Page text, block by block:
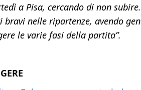
a Pisa, cercando di non
nelle ripartenze, avendo
le varie fasi della partita”.